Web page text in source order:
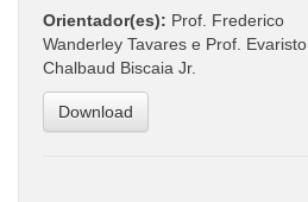
Orientador(es): Prof. Frederico
Wanderley Tavares e Prof. Evaristo
Chalbaud Biscaia Jr.
Download